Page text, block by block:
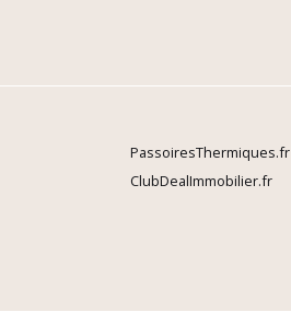
PassoiresThermiques.fr
ClubDealImmobilier.fr